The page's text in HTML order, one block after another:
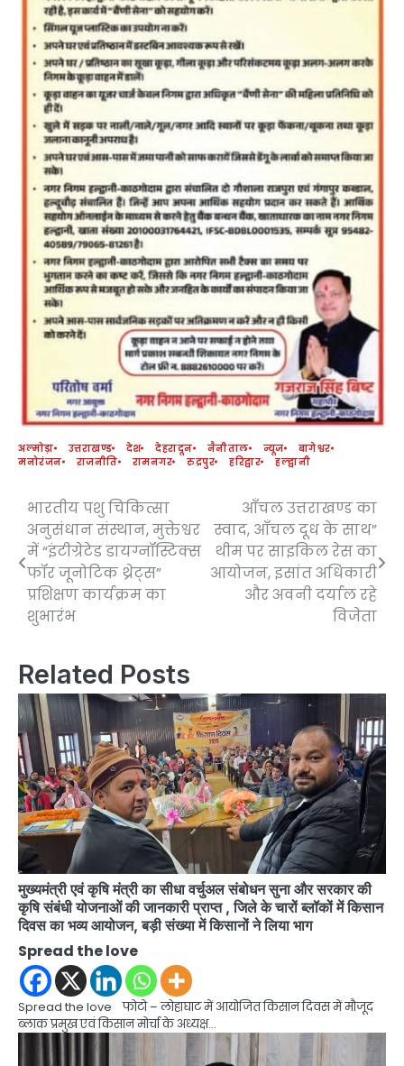
अल्मोड़ा उत्तराखण्ड देश देहरादून नैनीताल न्यूज
बागेश्वर
मनोरंजन
राजनीति रामनगर रुद्रपुर हरिद्वार हल्द्वानी
Post
navigation
भारतीय पशु चिकित्सा
अनुसंधान संस्थान, मुक्तेश्वर
में “इंटीग्रेटेड डायग्नॉस्टिक्स
फॉर जूनोटिक थ्रेट्स”
प्रशिक्षण कार्यक्रम का
शुभारंभ
आँचल उत्तराखण्ड का
स्वाद, आँचल दूध के साथ”
थीम पर साइकिल रेस का
आयोजन, इसांत अधिकारी
और अवनी दर्याल रहे
विजेता
Related Posts
मुख्यमंत्री एवं कृषि मंत्री का सीधा वर्चुअल संबोधन सुना और सरकार की
कृषि संबंधी योजनाओं की जानकारी प्राप्त , जिले के चारों ब्लॉकों में किसान
दिवस का भव्य आयोजन, बड़ी संख्या में किसानों ने लिया भाग
Spread the love
Spread the love फोटो – लोहाघाट में आयोजित किसान दिवस में मौजूद
ब्लाक प्रमुख एवं किसान मोर्चा के अध्यक्ष…